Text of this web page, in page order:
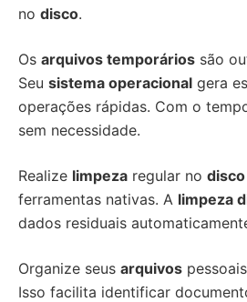
no disco.
Os arquivos temporários são
Seu sistema operacional gera
operações rápidas. Com o
sem necessidade.
Realize limpeza regular no
ferramentas nativas. A limpeza
dados residuais
Organize seus arquivos
Isso facilita identificar